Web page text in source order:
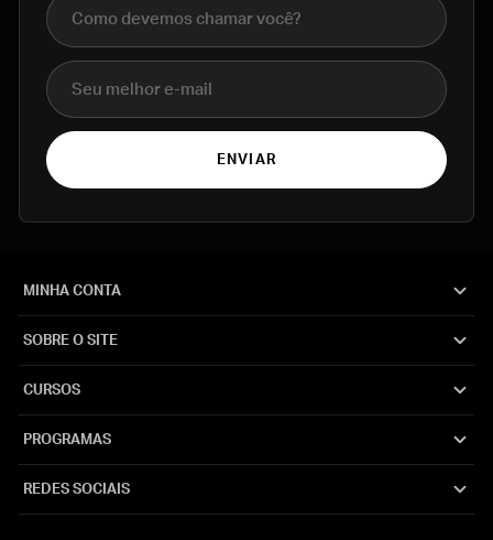
E-mail
ENVIAR
MINHA CONTA
SOBRE O SITE
CURSOS
PROGRAMAS
REDES SOCIAIS